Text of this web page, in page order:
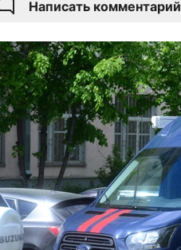
Написать комментарий